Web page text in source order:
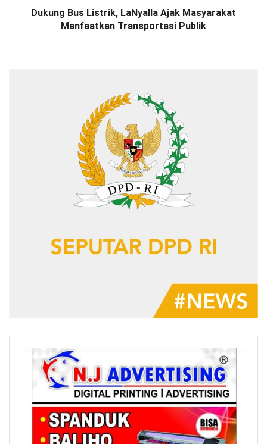
Dukung Bus Listrik, LaNyalla Ajak Masyarakat
Manfaatkan Transportasi Publik